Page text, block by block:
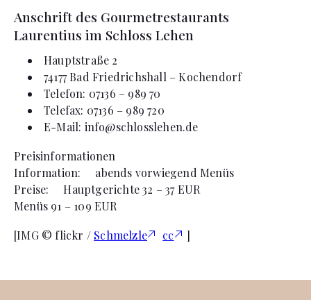
Anschrift des Gourmetrestaurants
Laurentius im Schloss Lehen
Hauptstraße 2
74177 Bad Friedrichshall – Kochendorf
Telefon: 07136 – 989 70
Telefax: 07136 – 989 720
E-Mail: info@schlosslehen.de
Preisinformationen
Information: abends vorwiegend Menüs
Preise: Hauptgerichte 32 – 37 EUR
Menüs 91 – 109 EUR
[IMG © flickr / Schmelzle cc ]